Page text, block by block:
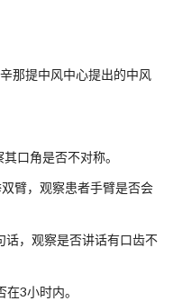
那提中风中心提出的中风
口角是否不对称。
臂，观察患者手臂是否会
话，观察是否讲话有口齿不
3小时内。